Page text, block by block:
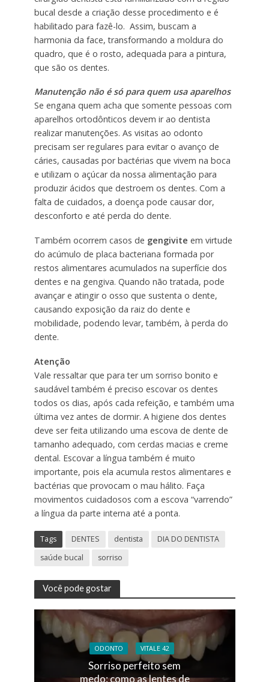
bucal desde a criação desse procedimento e é
habilitado para fazê-lo. Assim, buscam a
harmonia da face, transformando a moldura do
quadro, que é o rosto, adequada para a pintura,
que são os dentes.
Manutenção não é só para quem usa aparelhos
Se engana quem acha que somente pessoas com
aparelhos ortodônticos devem ir ao dentista
realizar manutenções. As visitas ao odonto
precisam ser regulares para evitar o avanço de
cáries, causadas por bactérias que vivem na boca
e utilizam o açúcar da nossa alimentação para
produzir ácidos que destroem os dentes. Com a
falta de cuidados, a doença pode causar dor,
desconforto e até perda do dente.
Também ocorrem casos de gengivite em virtude
do acúmulo de placa bacteriana formada por
restos alimentares acumulados na superfície dos
dentes e na gengiva. Quando não tratada, pode
avançar e atingir o osso que sustenta o dente,
causando exposição da raiz do dente e
mobilidade, podendo levar, também, à perda do
dente.
Atenção
Vale ressaltar que para ter um sorriso bonito e
saudável também é preciso escovar os dentes
todos os dias, após cada refeição, e também uma
última vez antes de dormir. A higiene dos dentes
deve ser feita utilizando uma escova de dente de
tamanho adequado, com cerdas macias e creme
dental. Escovar a língua também é muito
importante, pois ela acumula restos alimentares e
bactérias que provocam o mau hálito. Faça
movimentos cuidadosos com a escova “varrendo”
a língua da parte interna até a ponta.
Tags DENTES dentista
DIA DO DENTISTA
saúde bucal
sorriso
Você pode gostar
ODONTO VITALE 42
Sorriso perfeito sem
medo: como as lentes de